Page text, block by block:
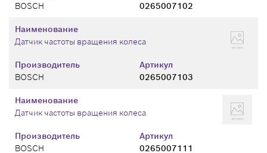
BOSCH
0265007102
Производитель
BOSCH
Артикул
0265007103
Наименование
Датчик частоты вращения колеса
Производитель
BOSCH
Артикул
0265007111
Наименование
Датчик частоты вращения колеса